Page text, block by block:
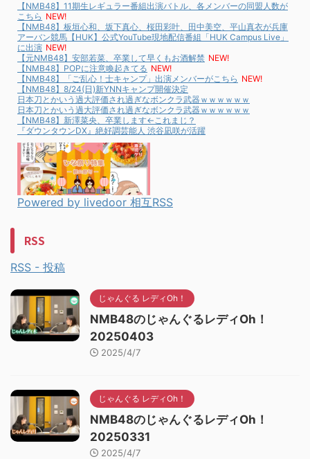
【NMB48】11期生レギュラー番組出演バトル、各メンバーの同盟人数が
こちら NEW!
【NMB48】板垣心和、坂下真心、桜田彩叶、田中美空、平山真衣が兵庫
アーバン競馬【HUK】公式YouTube現地配信番組「HUK Campus Live」
に出演 NEW!
【元NMB48】安部若菜、卒業して早くもお酒解禁 NEW!
【NMB48】POPに注意喚起きてる NEW!
【NMB48】「ご乱心！士キャンプ」出演メンバーがこちら NEW!
【NMB48】8/24(日)新YNNキャンプ開催決定
日本刀とかいう過大評価され過ぎなボンクラ武器ｗｗｗｗｗｗ
日本刀とかいう過大評価され過ぎなボンクラ武器ｗｗｗｗｗｗ
【NMB48】新澤菜央、卒業します←これまじ？
『ダウンタウンDX』絶好調芸能人 渋谷凪咲が活躍
Powered by livedoor 相互RSS
RSS
RSS - 投稿
じゃんぐる レディOh！
NMB48のじゃんぐるレディOh！
20250403
2025/4/7
じゃんぐる レディOh！
NMB48のじゃんぐるレディOh！
20250331
2025/4/7